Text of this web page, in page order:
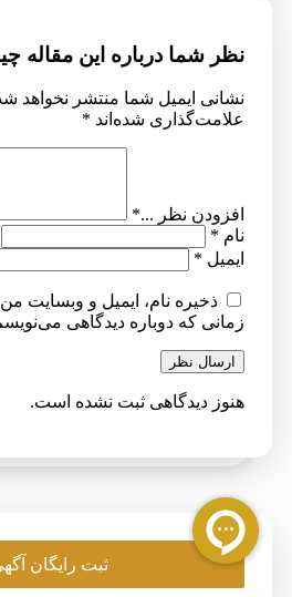
نظر شما درباره این مقاله
نشانی ایمیل شما منتشر نخواهد
علامت‌گذاری شده‌اند *
افزودن نظر ...*
نام *
ایمیل *
ذخیره نام، ایمیل و وبسایت
زمانی که دوباره دیدگاهی
ارسال نظر
هنوز دیدگاهی ثبت نشده است.
ثبت رایگان